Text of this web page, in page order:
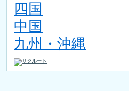
四国
中国
九州・沖縄